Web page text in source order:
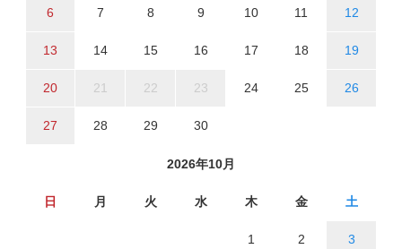
6 7 8 9 10 11 12
13 14 15 16 17 18 19
20 21 22 23 24 25 26
27 28 29 30
2026年10月
日 月 火 水 木 金 土
1 2 3